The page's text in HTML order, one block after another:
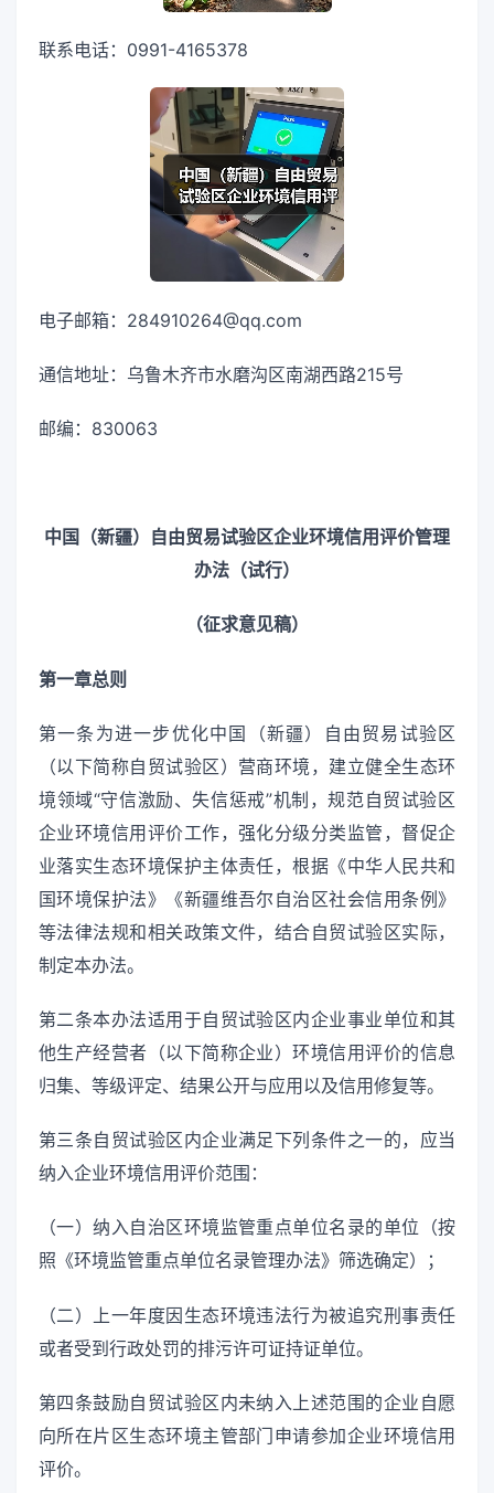
联系电话：0991-4165378
电子邮箱：284910264@qq.com
通信地址：乌鲁木齐市水磨沟区南湖西路215号
邮编：830063
中国（新疆）自由贸易试验区企业环境信用评价管理
办法（试行）
（征求意见稿）
第一章总则
第一条为进一步优化中国（新疆）自由贸易试验区
（以下简称自贸试验区）营商环境，建立健全生态环
境领域“守信激励、失信惩戒”机制，规范自贸试验区
企业环境信用评价工作，强化分级分类监管，督促企
业落实生态环境保护主体责任，根据《中华人民共和
国环境保护法》《新疆维吾尔自治区社会信用条例》
等法律法规和相关政策文件，结合自贸试验区实际，
制定本办法。
第二条本办法适用于自贸试验区内企业事业单位和其
他生产经营者（以下简称企业）环境信用评价的信息
归集、等级评定、结果公开与应用以及信用修复等。
第三条自贸试验区内企业满足下列条件之一的，应当
纳入企业环境信用评价范围：
（一）纳入自治区环境监管重点单位名录的单位（按
照《环境监管重点单位名录管理办法》筛选确定）；
（二）上一年度因生态环境违法行为被追究刑事责任
或者受到行政处罚的排污许可证持证单位。
第四条鼓励自贸试验区内未纳入上述范围的企业自愿
向所在片区生态环境主管部门申请参加企业环境信用
评价。